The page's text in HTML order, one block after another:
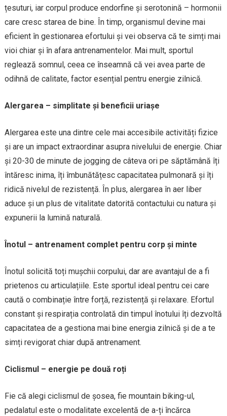
țesuturi, iar corpul produce endorfine și serotonină – hormonii
care cresc starea de bine. În timp, organismul devine mai
eficient în gestionarea efortului și vei observa că te simți mai
vioi chiar și în afara antrenamentelor. Mai mult, sportul
reglează somnul, ceea ce înseamnă că vei avea parte de
odihnă de calitate, factor esențial pentru energie zilnică.
Alergarea – simplitate și beneficii uriașe
Alergarea este una dintre cele mai accesibile activități fizice
și are un impact extraordinar asupra nivelului de energie. Chiar
și 20-30 de minute de jogging de câteva ori pe săptămână îți
întăresc inima, îți îmbunătățesc capacitatea pulmonară și îți
ridică nivelul de rezistență. În plus, alergarea în aer liber
aduce și un plus de vitalitate datorită contactului cu natura și
expunerii la lumină naturală.
Înotul – antrenament complet pentru corp și minte
Înotul solicită toți mușchii corpului, dar are avantajul de a fi
prietenos cu articulațiile. Este sportul ideal pentru cei care
caută o combinație între forță, rezistență și relaxare. Efortul
constant și respirația controlată din timpul înotului îți dezvoltă
capacitatea de a gestiona mai bine energia zilnică și de a te
simți revigorat chiar după antrenament.
Ciclismul – energie pe două roți
Fie că alegi ciclismul de șosea, fie mountain biking-ul,
pedalatul este o modalitate excelentă de a-ți încărca